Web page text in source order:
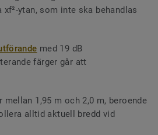
ytan, som inte ska behandlas
med 19 dB
färger går att
mellan 1,95 m och 2,0 m, beroende
alltid aktuell bredd vid